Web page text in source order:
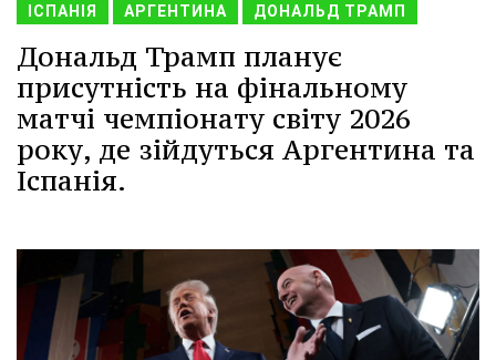
ІСПАНІЯ АРГЕНТИНА ДОНАЛЬД ТРАМП
Дональд Трамп планує
присутність на фінальному
матчі чемпіонату світу 2026
року, де зійдуться Аргентина та
Іспанія.